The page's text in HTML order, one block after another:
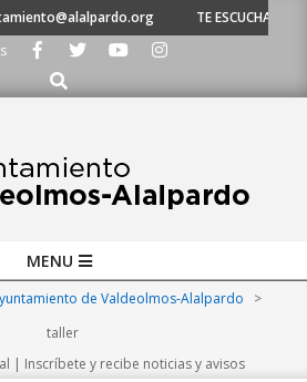
TE ESCUCHAMOS -
Buscar
MENU
de Valdeolmos-Alalpardo
>
taller
| Inscríbete y recibe noticias y avisos